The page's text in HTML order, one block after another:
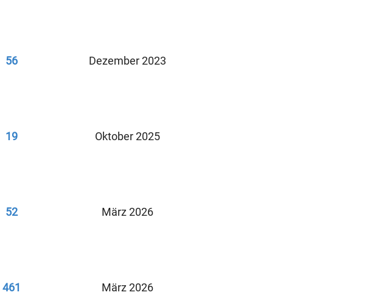
56 Dezember 2023
19 Oktober 2025
52 März 2026
461 März 2026